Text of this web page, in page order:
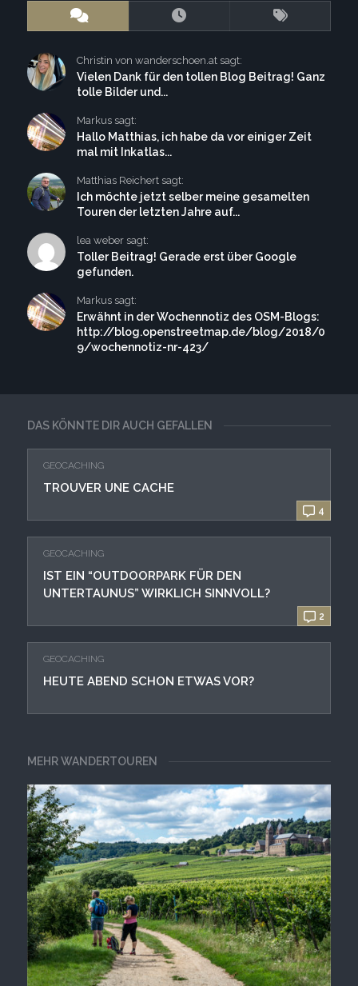
DAS KÖNNTE DIR AUCH GEFALLEN
4
GEOCACHING
TROUVER UNE CACHE
2
GEOCACHING
IST EIN “OUTDOORPARK FÜR DEN
UNTERTAUNUS” WIRKLICH SINNVOLL?
GEOCACHING
HEUTE ABEND SCHON ETWAS VOR?
MEHR WANDERTOUREN
Christin von wanderschoen.at sagt:
Vielen Dank für den tollen Blog Beitrag! Ganz
tolle Bilder und...
Markus sagt:
Hallo Matthias, ich habe da vor einiger Zeit
mal mit Inkatlas...
Matthias Reichert sagt:
Ich möchte jetzt selber meine gesamelten
Touren der letzten Jahre auf...
lea weber sagt:
Toller Beitrag! Gerade erst über Google
gefunden.
Markus sagt:
Erwähnt in der Wochennotiz des OSM-Blogs:
http://blog.openstreetmap.de/blog/2018/0
9/wochennotiz-nr-423/